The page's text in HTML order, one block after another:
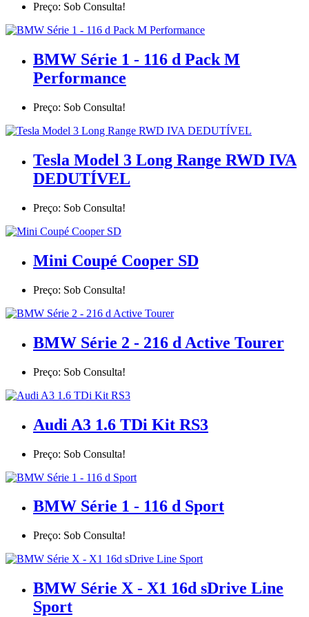
Preço: Sob Consulta!
BMW Série 1 - 116 d Pack M
Performance
Preço: Sob Consulta!
Tesla Model 3 Long Range RWD IVA
DEDUTÍVEL
Preço: Sob Consulta!
Mini Coupé Cooper SD
Preço: Sob Consulta!
BMW Série 2 - 216 d Active Tourer
Preço: Sob Consulta!
Audi A3 1.6 TDi Kit RS3
Preço: Sob Consulta!
BMW Série 1 - 116 d Sport
Preço: Sob Consulta!
BMW Série X - X1 16d sDrive Line
Sport